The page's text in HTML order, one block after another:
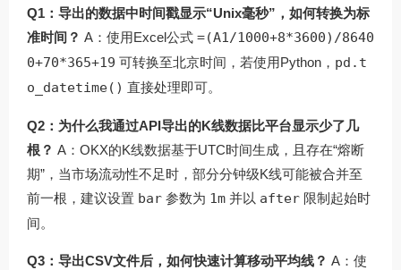
Q1：导出的数据中时间戳显示“Unix毫秒”，如何转换为标
准时间？ A：使用Excel公式 =(A1/1000+8*3600)/8640
0+70*365+19 可转换至北京时间，若使用Python， pd.t
o_datetime() 直接处理即可。
Q2：为什么我通过API导出的K线数据比平台显示少了几
根？ A：OKX的K线数据基于UTC时间生成，且存在“熔断
期”，当市场流动性不足时，部分分钟级K线可能被合并至
前一根，建议设置 bar 参数为 1m 并以 after 限制起始时
间。
Q3：导出CSV文件后，如何快速计算移动平均线？ A：使